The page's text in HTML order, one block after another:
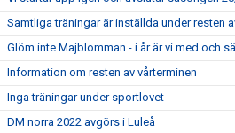
Samtliga träningar är inställda under resten
Glöm inte Majblomman - i år är vi med och
Information om resten av vårterminen
Inga träningar under sportlovet
DM norra 2022 avgörs i Luleå